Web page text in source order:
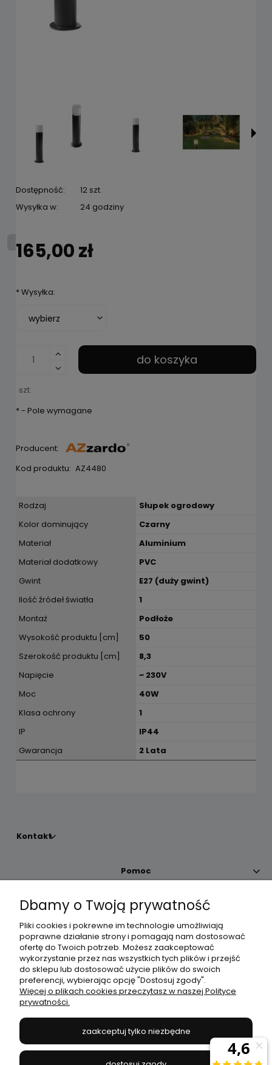
Dostępność:
12 szt.
Wysyłka w:
24 godziny
165,00 zł
*Wysyłka:
szt.
do koszyka
*- Pole wymagane
Producent:
Kod produktu: AZ4480
Rodzaj
Słupek ogrodowy
Kolor dominujący
Czarny
Materiał
Aluminium
Materiał dodatkowy
PVC
Gwint
E27 (duży gwint)
Ilość źródeł światła
1
Montaż
Podłoże
Wysokość produktu [cm]
50
Szerokość produktu [cm]
8,3
Napięcie
~ 230V
Moc
40W
Klasa ochrony
1
IP
IP44
Gwarancja
2 Lata
Kontakt
Pomoc
Moje konto
Płatności i dostawa
Informacje
JANEX
669-050-03-43
Dbamy o Twoją prywatność
Pliki cookies i pokrewne im technologie umożliwiają
poprawne działanie strony i pomagają nam dostosować
ofertę do Twoich potrzeb. Możesz zaakceptować
wykorzystanie przez nas wszystkich tych plików i przejść
do sklepu lub dostosować użycie plików do swoich
preferencji, wybierając opcję "Dostosuj zgody".
Więcej o plikach cookies przeczytasz w naszej Polityce
prywatności.
zaakceptuj tylko niezbędne